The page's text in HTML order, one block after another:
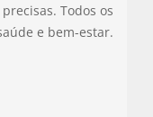
Todos os
e bem-estar.